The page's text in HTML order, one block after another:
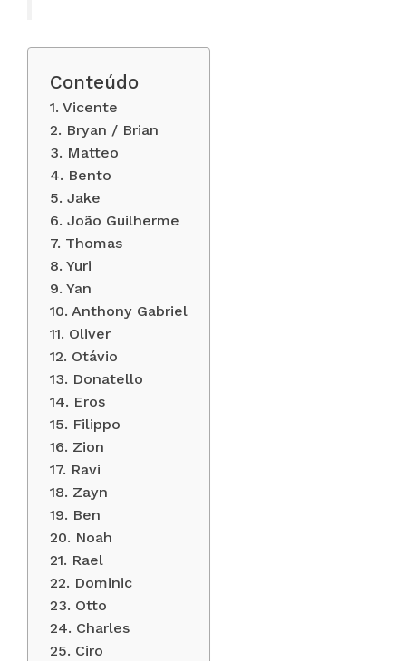
Conteúdo
1. Vicente
2. Bryan / Brian
3. Matteo
4. Bento
5. Jake
6. João Guilherme
7. Thomas
8. Yuri
9. Yan
10. Anthony Gabriel
11. Oliver
12. Otávio
13. Donatello
14. Eros
15. Filippo
16. Zion
17. Ravi
18. Zayn
19. Ben
20. Noah
21. Rael
22. Dominic
23. Otto
24. Charles
25. Ciro